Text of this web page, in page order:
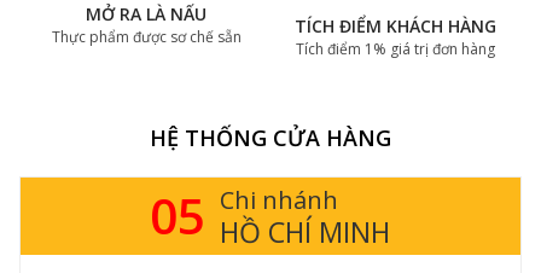
MỞ RA LÀ NẤU
Thực phẩm được sơ chế sẵn TÍCH ĐIỂM KHÁCH HÀNG
Tích điểm 1% giá trị đơn hàng
HỆ THỐNG CỬA HÀNG
05 Chi nhánh
HỒ CHÍ MINH